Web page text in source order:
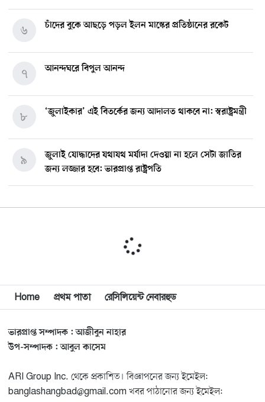
চাঁদের বুকে আছড়ে পড়ল ইলন মাস্কের প্রতিষ্ঠানের রকেট
৬
আনন্দঘরে বিপুল আনন্দ
৭
‘জুলাইকার’ এই বিতর্কের জন্য আদালত থাকবে না: স্বরাষ্ট্রমন্ত্রী
৮
জুলাই যোদ্ধাদের যথাযথ মর্যাদা দেওয়া না হলে সেটা জাতির
জন্য লজ্জার হবে: ভারপ্রাপ্ত রাষ্ট্রপতি
৯
১০
মিশিগানে দক্ষিণ সুরমা ওয়েলফেয়ার অ্যাসোসিয়েশনের
বিশ্বজুড়ে কূটনৈতিক পুনর্বিন্যাস, ৫ অঞ্চলে মিশন বন্ধ করছে
যুক্তরাষ্ট্র
১২
মিশিগানে ফ্রেন্ডস এন্ড ফ্যামিলির বনভোজনে প্রাণের উচ্ছ্বাস
১৩
মিশিগানে ডেমোক্র্যাটদের প্রাইমারিতে আল-সাইয়েদকে হারাতে
কেন এত মরিয়া ইসারায়েলি লবি এআইপ্যাক
১৪
Home প্রথম পাতা রেসিলিয়েন্ট নেবারহুড
ভারপ্রাপ্ত সম্পাদক : আজীবুন নাহার
উপ-সম্পাদক : আবুল কাসেম
ARI Group Inc. থেকে প্রকাশিত। বিজ্ঞাপনের জন্য ইমেইল:
banglashangbad@gmail.com খবর পাঠানোর জন্য ইমেইল: